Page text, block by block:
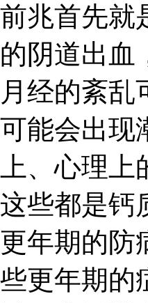
前兆首先就
的阴道出血
月经的紊
可能会出现
上、心理
这些都是钙
更年期的防
些更年期的